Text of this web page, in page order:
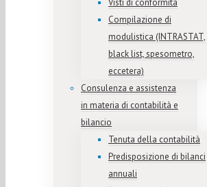
Visti di conformità
Compilazione di
modulistica (INTRASTAT,
black list, spesometro,
eccetera)
Consulenza e assistenza
in materia di contabilità e
bilancio
Tenuta della contabilità
Predisposizione di bilanci
annuali